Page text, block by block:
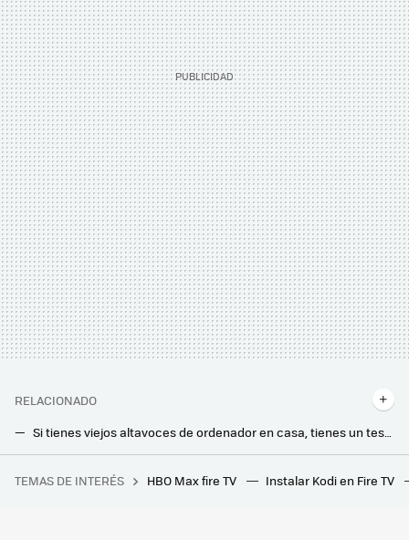
RELACIONADO
Si tienes viejos altavoces de ordenador en casa, tienes un tesoro: así puedes usarlos para mejorar el sonido de tu Smart TV
Paga 14.000 euros por 10 horas de trabajo a un artista que utiliza IA y se emociona al asegurar que "nadie está a su nivel"
TEMAS DE INTERÉS HBO Max fire TV Instalar Kodi en Fire TV